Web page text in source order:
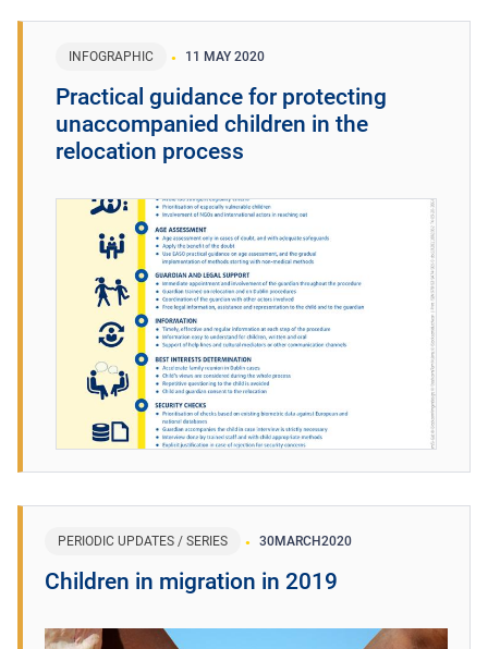
INFOGRAPHIC 11 MAY 2020
Practical guidance for protecting
unaccompanied children in the
relocation process
PERIODIC UPDATES / SERIES 30MARCH2020
Children in migration in 2019